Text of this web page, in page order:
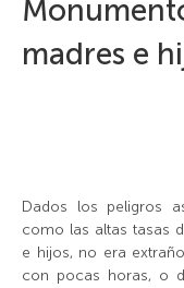
madres e
Dados los peligros
como las altas tasas
e hijos, no era
con pocas horas, o